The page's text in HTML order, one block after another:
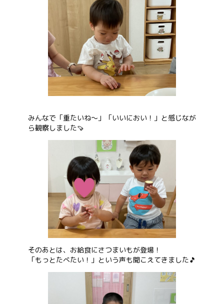
みんなで「重たいね～」「いいにおい！」と感じなが
ら観察しました🍠
そのあとは、お給食にさつまいもが登場！
「もっとたべたい！」という声も聞こえてきました🎵